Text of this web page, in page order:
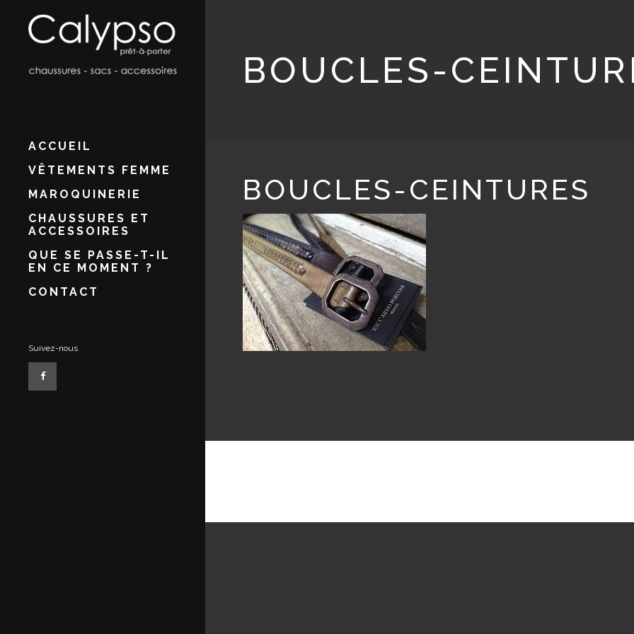
ACCUEIL
VÊTEMENTS FEMME
MAROQUINERIE
CHAUSSURES ET
ACCESSOIRES
QUE SE PASSE-T-IL
EN CE MOMENT ?
CONTACT
Suivez-nous
BOUCLES-
BOUCLES-CEINTURES